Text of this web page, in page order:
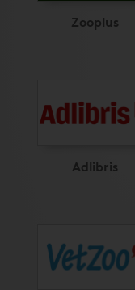
Zooplus
Adlibris